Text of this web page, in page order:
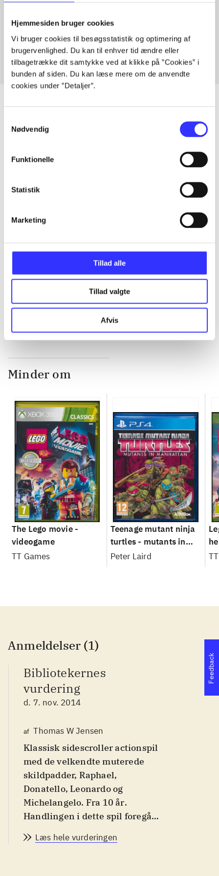
Hjemmesiden bruger cookies
Vi bruger cookies til besøgsstatistik og optimering af
brugervenlighed. Du kan til enhver tid ændre eller
tilbagetrække dit samtykke ved at klikke på ”Cookies” i
bunden af siden. Du kan læse mere om de anvendte
cookies under ”Detaljer”.
Nødvendig
Funktionelle
Statistik
Marketing
Tillad alle
Tillad valgte
Afvis
Artikler med samme emner
Fra
Artikler
...
Minder om
The Lego movie -
videogame
TT Games
Teenage mutant ninja
turtles - mutants in
Manhattan
Peter Laird
Anmeldelser (1)
Bibliotekernes
vurdering
d. 7. nov. 2014
af Thomas W Jensen
Klassisk sidescroller actionspil
med de velkendte muterede
skildpadder, Raphael,
Donatello, Leonardo og
Michelangelo. Fra 10 år.
Handlingen i dette spil foregår
Nikoledeons animerede tv-
Læs hele vurderingen
Feedback